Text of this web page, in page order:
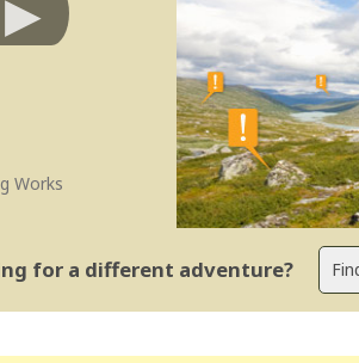
Works
for a different adventure?